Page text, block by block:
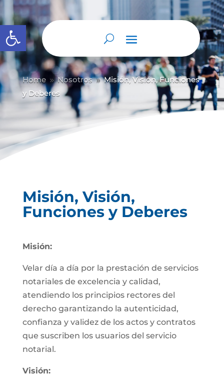
Abrir barra de herramientas
Home 9 Nosotros 9 Misión, Visión, Funciones
y Deberes
Misión, Visión,
Funciones y Deberes
Misión:
Velar día a día por la prestación de servicios
notariales de excelencia y calidad,
atendiendo los principios rectores del
derecho garantizando la autenticidad,
confianza y validez de los actos y contratos
que suscriben los usuarios del servicio
notarial.
Visión: